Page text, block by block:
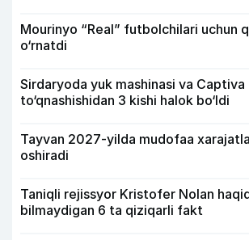
Mourinyo “Real” futbolchilari uchun
o‘rnatdi
Sirdaryoda yuk mashinasi va Captiva
to‘qnashishidan 3 kishi halok bo‘ldi
Tayvan 2027-yilda mudofaa
oshiradi
Taniqli rejissyor Kristofer Nolan
bilmaydigan 6 ta qiziqarli fakt